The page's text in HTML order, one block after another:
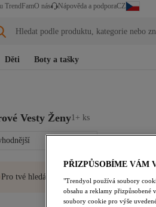
TrendFamO nás Nápověda a podporaCZ
Hledat podle produktu, kategorie nebo
Děti Boty a tašky
Vesty Ženy1+ ks
Pro tvé hledání nebyly nenalezeny žádné
PŘIZPŮSOBÍME VÁM
"Trendyol používá soubory
obsahu a reklamy
soubory cookie pro výše